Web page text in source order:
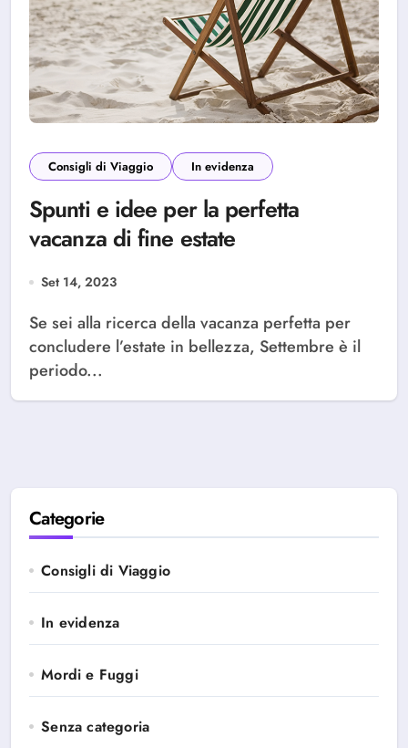
Consigli di Viaggio In evidenza
Spunti e idee per la perfetta
vacanza di fine estate
Set 14, 2023
Se sei alla ricerca della vacanza perfetta per
concludere l’estate in bellezza, Settembre è il
periodo...
Categorie
Consigli di Viaggio
In evidenza
Mordi e Fuggi
Senza categoria